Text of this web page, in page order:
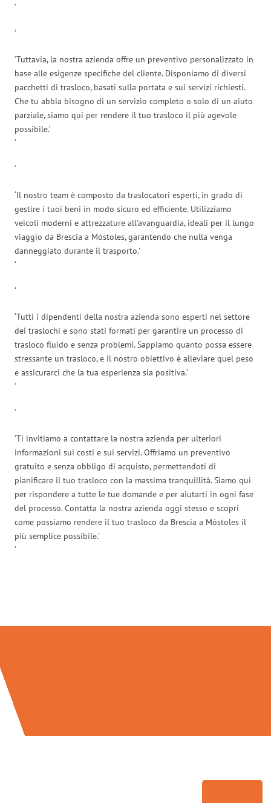
‘
‘
‘Tuttavia, la nostra azienda offre un preventivo personalizzato in
base alle esigenze specifiche del cliente. Disponiamo di diversi
pacchetti di trasloco, basati sulla portata e sui servizi richiesti.
Che tu abbia bisogno di un servizio completo o solo di un aiuto
parziale, siamo qui per rendere il tuo trasloco il più agevole
possibile.’
‘
‘
‘Il nostro team è composto da traslocatori esperti, in grado di
gestire i tuoi beni in modo sicuro ed efficiente. Utilizziamo
veicoli moderni e attrezzature all’avanguardia, ideali per il lungo
viaggio da Brescia a Móstoles, garantendo che nulla venga
danneggiato durante il trasporto.’
‘
‘
‘Tutti i dipendenti della nostra azienda sono esperti nel settore
dei traslochi e sono stati formati per garantire un processo di
trasloco fluido e senza problemi. Sappiamo quanto possa essere
stressante un trasloco, e il nostro obiettivo è alleviare quel peso
e assicurarci che la tua esperienza sia positiva.’
‘
‘
‘Ti invitiamo a contattare la nostra azienda per ulteriori
informazioni sui costi e sui servizi. Offriamo un preventivo
gratuito e senza obbligo di acquisto, permettendoti di
pianificare il tuo trasloco con la massima tranquillità. Siamo qui
per rispondere a tutte le tue domande e per aiutarti in ogni fase
del processo. Contatta la nostra azienda oggi stesso e scopri
come possiamo rendere il tuo trasloco da Brescia a Móstoles il
più semplice possibile.’
‘